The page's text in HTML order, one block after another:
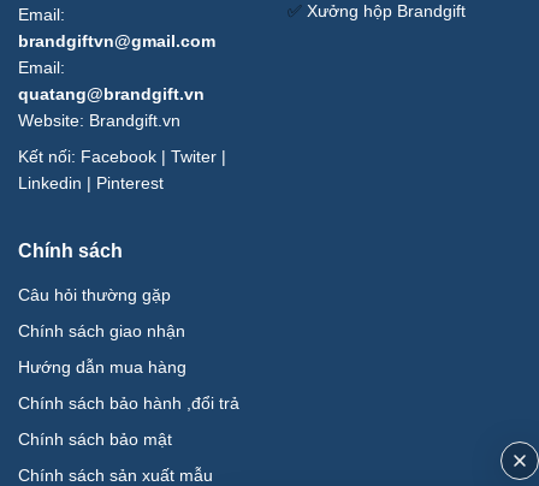
Email:
brandgiftvn@gmail.com
Email:
quatang@brandgift.vn
Website: Brandgift.vn
Kết nối: Facebook | Twiter |
Linkedin | Pinterest
✅ Xưởng hộp Brandgift
Chính sách
Câu hỏi thường gặp
Chính sách giao nhận
Hướng dẫn mua hàng
Chính sách bảo hành ,đổi trả
Chính sách bảo mật
Chính sách sản xuất mẫu